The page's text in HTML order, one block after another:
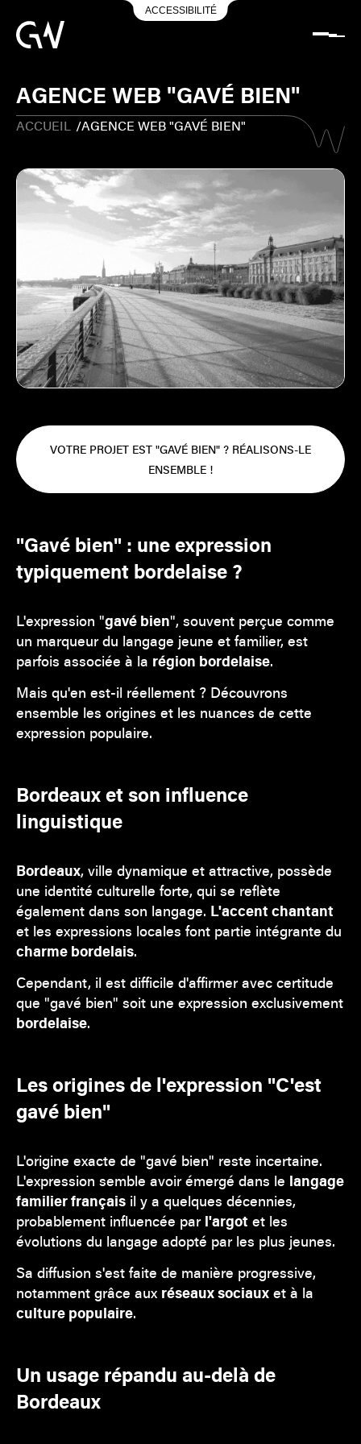
ACCESSIBILITÉ
AGENCE WEB "GAVÉ BIEN"
ACCUEIL /AGENCE WEB "GAVÉ BIEN"
VOTRE PROJET EST "GAVÉ BIEN" ? RÉALISONS-LE
ENSEMBLE !
"Gavé bien" : une expression
typiquement bordelaise ?
L'expression "gavé bien", souvent perçue comme
un marqueur du langage jeune et familier, est
parfois associée à la région bordelaise.
Mais qu'en est-il réellement ? Découvrons
ensemble les origines et les nuances de cette
expression populaire.
Bordeaux et son influence
linguistique
Bordeaux, ville dynamique et attractive, possède
une identité culturelle forte, qui se reflète
également dans son langage. L'accent chantant
et les expressions locales font partie intégrante du
charme bordelais.
Cependant, il est difficile d'affirmer avec certitude
que "gavé bien" soit une expression exclusivement
bordelaise.
Les origines de l'expression "C'est
gavé bien"
L'origine exacte de "gavé bien" reste incertaine.
L'expression semble avoir émergé dans le langage
familier français il y a quelques décennies,
probablement influencée par l'argot et les
évolutions du langage adopté par les plus jeunes.
Sa diffusion s'est faite de manière progressive,
notamment grâce aux réseaux sociaux et à la
culture populaire.
Un usage répandu au-delà de
Bordeaux